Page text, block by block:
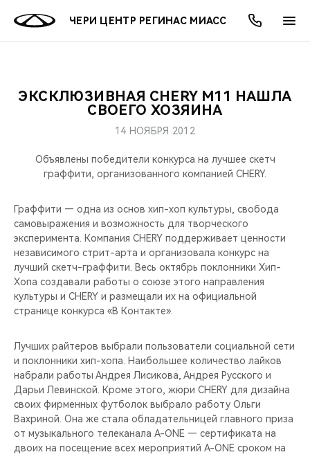
ЧЕРИ ЦЕНТР РЕГИНАС МИАСС
МОДЕЛИ
КРОССОВЕРЫ
СЕДАНЫ
НОВИНКИ
ПОКУПАТЕЛЯМ
КРЕДИТ И СТРАХОВАНИЕ
ВЛАДЕЛЬЦАМ
ЗАПЧАСТИ И АКСЕССУАРЫ
ПОДДЕРЖКА
CHERY CONNECT
МИР CHERY
О БРЕНДЕ
CHERY В СОЦСЕТЯХ
ЛЮДИ CHERY
БЛАГОТВОРИТЕЛЬНОСТЬ
CHERY REMOTE
CHERY И СПОРТ
НАШИ МЕРОПРИЯТИЯ
ВИДЕООБЗОРЫ
CHERY ДЛЯ ДЕТЕЙ
АКЦИИ
ОНЛАЙН СЕРВИСЫ
КРЕДИТ
О КОМПАНИИ
МЫ В СОЦСЕТЯХ
ЭКСКЛЮЗИВНАЯ CHERY М11 НАШЛА
СВОЕГО ХОЗЯИНА
14 НОЯБРЯ 2012
Объявлены победители конкурса на лучшее скетч
граффити, организованного компанией CHERY.
Граффити — одна из основ хип-хоп культуры, свобода
самовыражения и возможность для творческого
эксперимента. Компания CHERY поддерживает ценности
независимого стрит-арта и организовала конкурс на
лучший скетч-граффити. Весь октябрь поклонники Хип-
Хопа создавали работы о союзе этого направления
культуры и CHERY и размещали их на официальной
странице конкурса «В Контакте».
Лучших райтеров выбрали пользователи социальной сети
и поклонники хип-хопа. Наибольшее количество лайков
набрали работы Андрея Лисикова, Андрея Русского и
Дарьи Левинской. Кроме этого, жюри CHERY для дизайна
своих фирменных футболок выбрало работу Ольги
Вахриной. Она же стала обладательницей главного приза
от музыкального телеканала A-ONE — сертификата на
двоих на посещение всех мероприятий A-ONE сроком на